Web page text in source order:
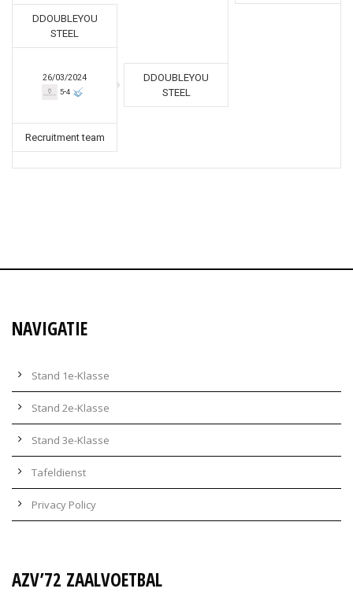
DDOUBLEYOU
STEEL
26/03/2024
5-4
DDOUBLEYOU
STEEL
Recruitment team
NAVIGATIE
Stand 1e-Klasse
Stand 2e-Klasse
Stand 3e-Klasse
Tafeldienst
Privacy Policy
AZV’72 ZAALVOETBAL